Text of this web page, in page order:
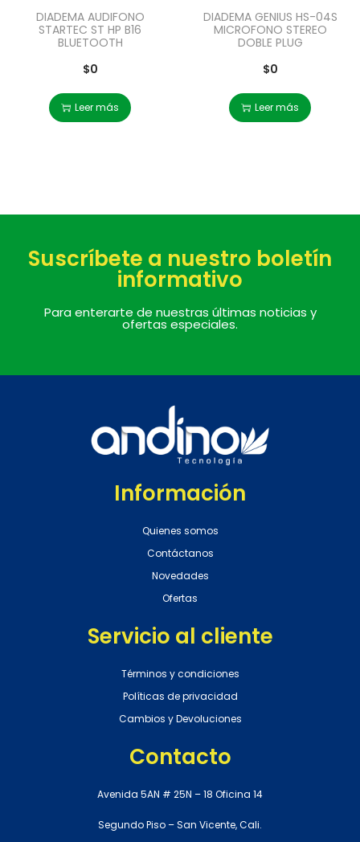
DIADEMA AUDIFONO
STARTEC ST HP B16
BLUETOOTH
$0
Leer más
DIADEMA GENIUS HS-04S
MICROFONO STEREO
DOBLE PLUG
$0
Leer más
Suscríbete a nuestro boletín
informativo
Para enterarte de nuestras últimas noticias y
ofertas especiales.
Información
Quienes somos
Contáctanos
Novedades
Ofertas
Servicio al cliente
Términos y condiciones
Políticas de privacidad
Cambios y Devoluciones
Contacto
Avenida 5AN # 25N – 18 Oficina 14
Segundo Piso – San Vicente, Cali.